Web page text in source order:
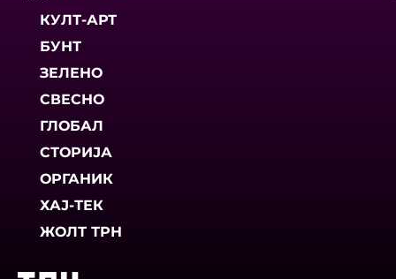
КУЛТ-АРТ
БУНТ
ЗЕЛЕНО
СВЕСНО
ГЛОБАЛ
СТОРИЈА
ОРГАНИК
ХАЈ-ТЕК
ЖОЛТ ТРН